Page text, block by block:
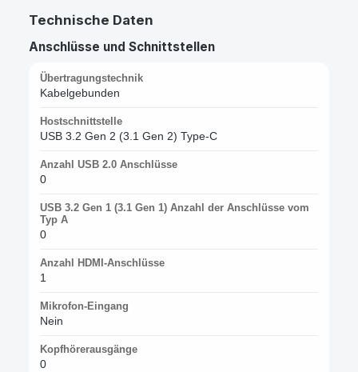
Technische Daten
Anschlüsse und Schnittstellen
Übertragungstechnik
Kabelgebunden
Hostschnittstelle
USB 3.2 Gen 2 (3.1 Gen 2) Type-C
Anzahl USB 2.0 Anschlüsse
0
USB 3.2 Gen 1 (3.1 Gen 1) Anzahl der Anschlüsse vom
Typ A
0
Anzahl HDMI-Anschlüsse
1
Mikrofon-Eingang
Nein
Kopfhörerausgänge
0